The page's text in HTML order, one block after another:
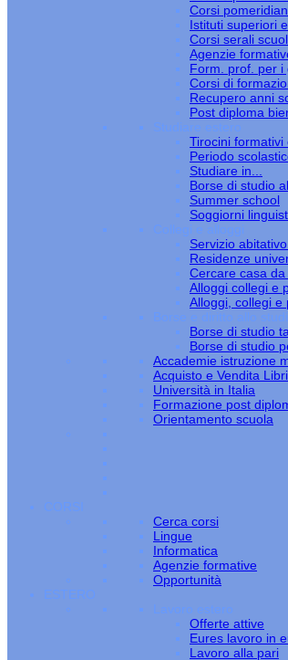
Corsi
Istituti superiori
Corsi serali
Agenzie
Form. prof. per i
Corsi di
Recupero anni
Post diploma
Studiare estero
Tirocini formativi
Periodo
Studiare in...
Borse di studio
Summer school
Soggiorni
Collegi e alloggi
Servizio
Residenze
Cercare casa
Alloggi collegi e
Alloggi, collegi e
Borse e diritto allo
Borse di studio
Borse di studio
Accademie istruzione
Acquisto e Vendita
Università in Italia
Formazione post
Orientamento scuola
CORSI
Cerca corsi
Lingue
Informatica
Agenzie formative
Opportunità
ESTERO
Lavoro estero
Offerte attive
Eures lavoro in
Lavoro alla pari